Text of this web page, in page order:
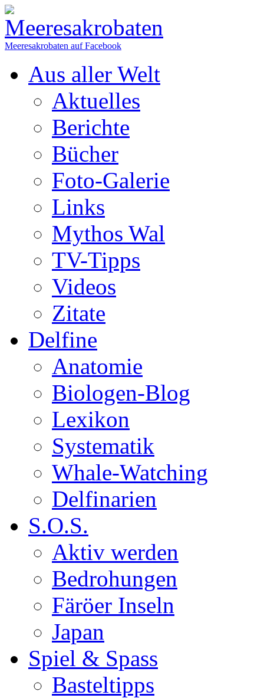
Meeresakrobaten auf Facebook
Aus aller Welt
Aktuelles
Berichte
Bücher
Foto-Galerie
Links
Mythos Wal
TV-Tipps
Videos
Zitate
Delfine
Anatomie
Biologen-Blog
Lexikon
Systematik
Whale-Watching
Delfinarien
S.O.S.
Aktiv werden
Bedrohungen
Färöer Inseln
Japan
Spiel & Spass
Basteltipps